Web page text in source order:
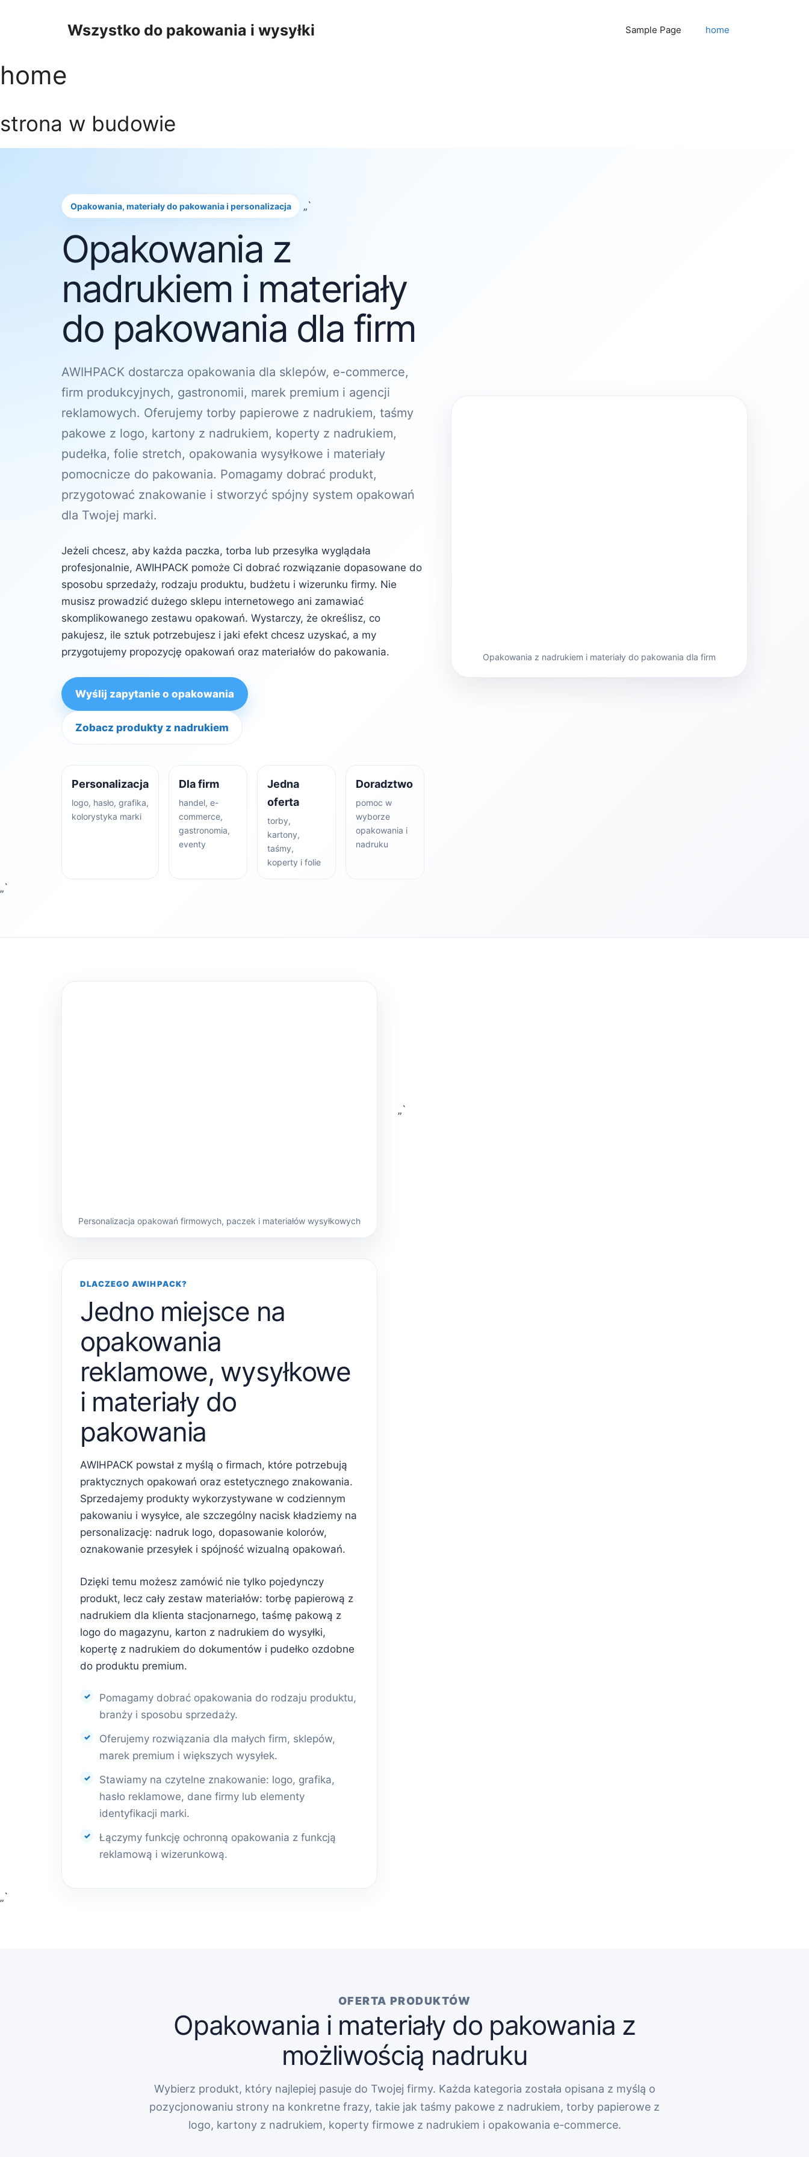
Wszystko do pakowania i wysyłki Sample Page home
home
strona w budowie
Opakowania, materiały do pakowania i personalizacja „`
Opakowania z
nadrukiem i materiały
do pakowania dla firm
AWIHPACK dostarcza opakowania dla sklepów, e-commerce,
firm produkcyjnych, gastronomii, marek premium i agencji
reklamowych. Oferujemy torby papierowe z nadrukiem, taśmy
pakowe z logo, kartony z nadrukiem, koperty z nadrukiem,
pudełka, folie stretch, opakowania wysyłkowe i materiały
pomocnicze do pakowania. Pomagamy dobrać produkt,
przygotować znakowanie i stworzyć spójny system opakowań
dla Twojej marki.
Jeżeli chcesz, aby każda paczka, torba lub przesyłka wyglądała
profesjonalnie, AWIHPACK pomoże Ci dobrać rozwiązanie dopasowane do
sposobu sprzedaży, rodzaju produktu, budżetu i wizerunku firmy. Nie
musisz prowadzić dużego sklepu internetowego ani zamawiać
skomplikowanego zestawu opakowań. Wystarczy, że określisz, co
pakujesz, ile sztuk potrzebujesz i jaki efekt chcesz uzyskać, a my
przygotujemy propozycję opakowań oraz materiałów do pakowania.
Wyślij zapytanie o opakowania
Zobacz produkty z nadrukiem
Personalizacja
logo, hasło, grafika,
kolorystyka marki
Dla firm
handel, e-
commerce,
gastronomia,
eventy
Jedna
oferta
torby,
kartony,
taśmy,
koperty i folie
Doradztwo
pomoc w
wyborze
opakowania i
nadruku
Opakowania z nadrukiem i materiały do pakowania dla firm
„`
Personalizacja opakowań firmowych, paczek i materiałów wysyłkowych
„`
DLACZEGO AWIHPACK?
Jedno miejsce na
opakowania
reklamowe, wysyłkowe
i materiały do
pakowania
AWIHPACK powstał z myślą o firmach, które potrzebują
praktycznych opakowań oraz estetycznego znakowania.
Sprzedajemy produkty wykorzystywane w codziennym
pakowaniu i wysyłce, ale szczególny nacisk kładziemy na
personalizację: nadruk logo, dopasowanie kolorów,
oznakowanie przesyłek i spójność wizualną opakowań.
Dzięki temu możesz zamówić nie tylko pojedynczy
produkt, lecz cały zestaw materiałów: torbę papierową z
nadrukiem dla klienta stacjonarnego, taśmę pakową z
logo do magazynu, karton z nadrukiem do wysyłki,
kopertę z nadrukiem do dokumentów i pudełko ozdobne
do produktu premium.
Pomagamy dobrać opakowania do rodzaju produktu,
branży i sposobu sprzedaży.
Oferujemy rozwiązania dla małych firm, sklepów,
marek premium i większych wysyłek.
Stawiamy na czytelne znakowanie: logo, grafika,
hasło reklamowe, dane firmy lub elementy
identyfikacji marki.
Łączymy funkcję ochronną opakowania z funkcją
reklamową i wizerunkową.
„`
OFERTA PRODUKTÓW
Opakowania i materiały do pakowania z
możliwością nadruku
Wybierz produkt, który najlepiej pasuje do Twojej firmy. Każda kategoria została opisana z myślą o
pozycjonowaniu strony na konkretne frazy, takie jak taśmy pakowe z nadrukiem, torby papierowe z
logo, kartony z nadrukiem, koperty firmowe z nadrukiem i opakowania e-commerce.